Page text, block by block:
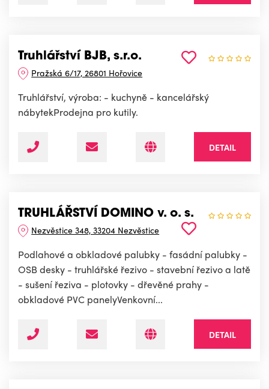
Truhlářství BJB, s.r.o.
Pražská 6/17, 26801 Hořovice
Truhlářství, výroba: - kuchyně - kancelářský
nábytekProdejna pro kutily.
DETAIL
TRUHLÁŘSTVÍ DOMINO v. o. s.
Nezvěstice 348, 33204 Nezvěstice
Podlahové a obkladové palubky - fasádní palubky -
OSB desky - truhlářské řezivo - stavební řezivo a latě
- sušení řeziva - plotovky - dřevěné prahy -
obkladové PVC panelyVenkovní...
DETAIL